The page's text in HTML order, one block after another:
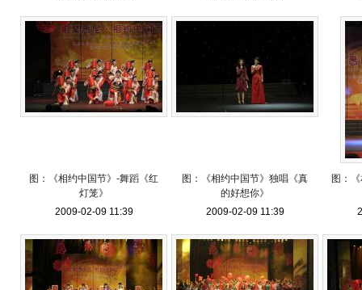
图：《相约中国节》-舞蹈《红
灯笼》
2009-02-09 11:39
图：《相约中国节》独唱《真
的好想你》
2009-02-09 11:39
图：